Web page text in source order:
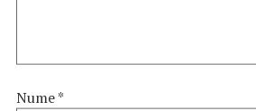
Nume*